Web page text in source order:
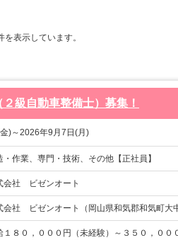
を表示しています。
級自動車整備士）募集！
)～2026年9月7日(月)
・作業、専門・技術、その他【正社員】
会社 ビゼンオート
会社 ビゼンオート（岡山県和気郡和気町大
１８０，０００円（未経験）～３５０，００